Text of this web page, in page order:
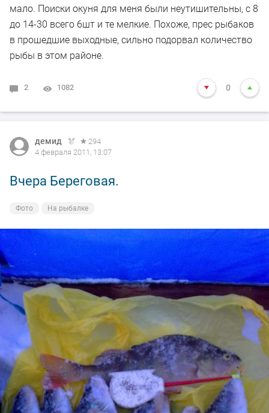
мало. Поиски окуня для меня были неутишительны, с 8
до 14-30 всего 6шт и те мелкие. Похоже, прес рыбаков
в прошедшие выходные, сильно подорвал количество
рыбы в этом районе.
2 1082 0
демид
294
4 февраля 2011, 13:07
Вчера Береговая.
Фото На рыбалке